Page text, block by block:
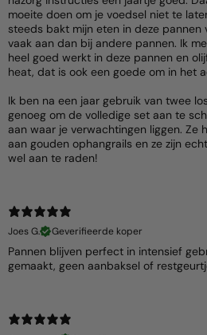
moeite doen om je voedsel niet te
steeds bakt mijn eten in deze pannen
vaak aan dan bij andere pannen. Ik
heel goed werkt in deze pannen en
heat, dat is ook een goede om in het
Ik ben na een jaar gebruik van twee
genoeg om de volledige set aan te
aan waar je verwachtingen liggen. Ze
aan gouden ophangrails en ze zijn
wel aan te raden!
Joes G.
Geverifieerde koper
Pannen blijven perfect in intensief
gemaakt, geen aanbaksel of